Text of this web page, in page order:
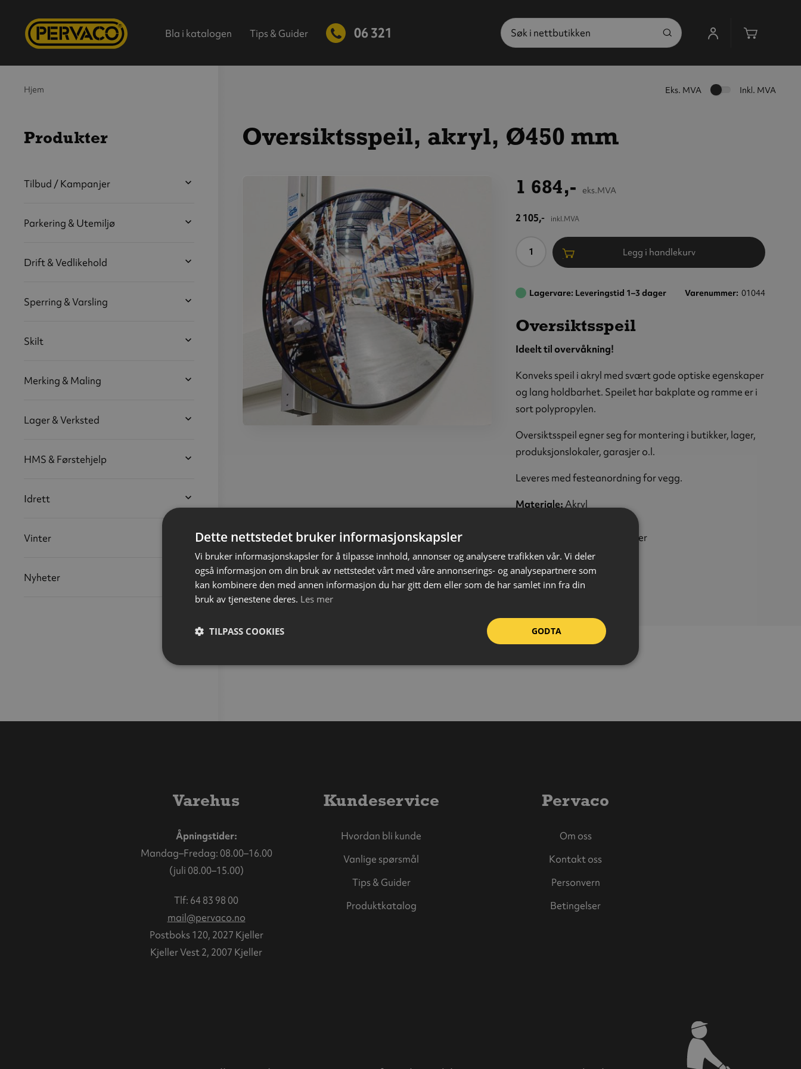
Bla i katalogen Tips & Guider 06 321
Søk
Eks. MVA Inkl. MVA
Oversiktsspeil, akryl, Ø450 mm
1 684,- eks.MVA
2 105,- inkl.MVA
Antall Legg i handlekurv
Lagervare: Leveringstid 1–3 dager Varenummer 01044
Oversiktsspeil
Ideelt til overvåkning!
Konveks speil i akryl med svært gode optiske egenskaper
og lang holdbarhet. Speilet har bakplate og ramme er i
sort polypropylen.
Oversiktsspeil egner seg for montering i butikker, lager,
produksjonslokaler, garasjer o.l.
Leveres med festeanordning for vegg.
Materiale:Akryl
Opptil 8 meter
Vekt:1,5 kg
Montering:Vegg
Bruksområde:Inne
Hjem
Produkter
Hjem
Tilbud / Kampanjer
Parkering & Utemiljø
Drift & Vedlikehold
Sperring & Varsling
Skilt
Merking & Maling
Lager & Verksted
HMS & Førstehjelp
Idrett
Vinter
Nyheter
Varehus
Åpningstider:
Mandag–Fredag: 08.00–16.00
(juli 08.00–15.00)
Tlf: 64 83 98 00
mail@pervaco.no
Postboks 120, 2027 Kjeller
Kjeller Vest 2, 2007 Kjeller
Kundeservice
Hvordan bli kunde
Vanlige spørsmål
Tips & Guider
Produktkatalog
Pervaco
Om oss
Kontakt oss
Personvern
Betingelser
Dette nettstedet bruker informasjonskapsler
Vi bruker informasjonskapsler for å tilpasse innhold, annonser og analysere trafikken vår. Vi deler
også informasjon om din bruk av nettstedet vårt med våre annonserings- og analysepartnere som
kan kombinere den med annen informasjon du har gitt dem eller som de har samlet inn fra din
bruk av tjenestene deres. Les mer
GODTA
TILPASS COOKIES